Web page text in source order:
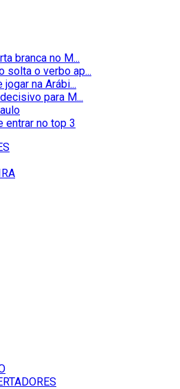
branca no M...
solta o verbo ap...
na Arábi...
para M...
entrar no top 3